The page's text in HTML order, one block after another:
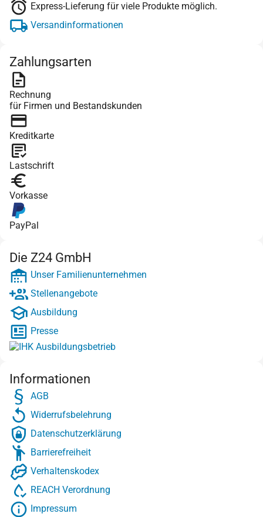
Express-Lieferung für viele Produkte möglich.
Versandinformationen
Zahlungsarten
Rechnung
für Firmen und Bestandskunden
Kreditkarte
Lastschrift
Vorkasse
PayPal
Die Z24 GmbH
Unser Familienunternehmen
Stellenangebote
Ausbildung
Presse
Informationen
AGB
Widerrufsbelehrung
Datenschutzerklärung
Barrierefreiheit
Verhaltenskodex
REACH Verordnung
Impressum